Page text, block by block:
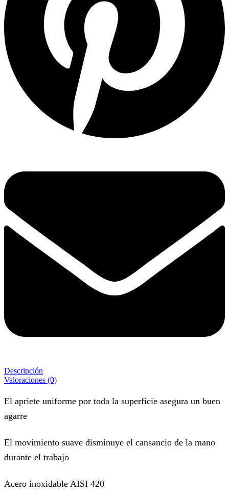
Descripción
Valoraciones (0)
El apriete uniforme por toda la superficie asegura un buen
agarre
El movimiento suave disminuye el cansancio de la mano
durante el trabajo
Acero inoxidable AISI 420